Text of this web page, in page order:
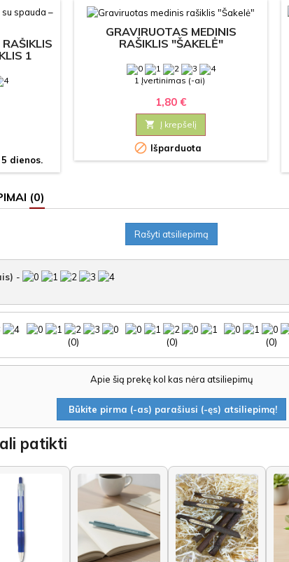
1
dienos.
GRAVIRUOTAS MEDINIS
RAŠIKLIS "ŠAKELĖ"
1 Įvertinimas (-ai)
1,80 €
 Į krepšelį
 Išparduota
(0)
Rašyti atsiliepimą
-
(0) (0) (0)
Apie šią prekę kol kas nėra atsiliepimų
Būkite pirma (-as) parašiusi (-ęs) atsiliepimą!
patikti